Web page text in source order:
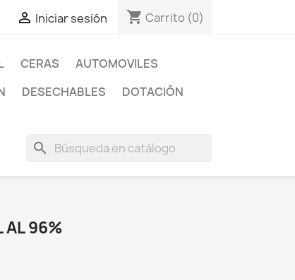
 Iniciar sesión shopping_cart Carrito (0)
CERAS
AUTOMOVILES
DESECHABLES
DOTACIÓN
search
AL 96%